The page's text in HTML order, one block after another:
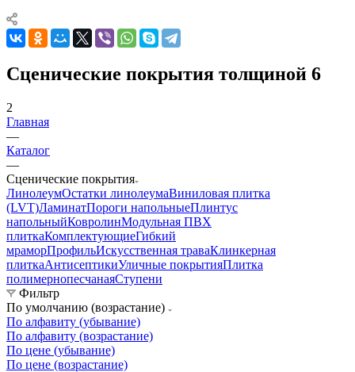
Сценические покрытия толщиной 6
2
Главная
—
Каталог
—
Сценические покрытия
ЛинолеумОстатки линолеумаВиниловая плитка
(LVT)ЛаминатПороги напольныеПлинтус
напольныйКовролинМодульная ПВХ
плиткаКомплектующиеГибкий
мраморПрофильИскусственная траваКлинкерная
плиткаАнтисептикиУличные покрытияПлитка
полимернопесчанаяСтупени
Фильтр
По умолчанию (возрастание)
По алфавиту (убывание)
По алфавиту (возрастание)
По цене (убывание)
По цене (возрастание)